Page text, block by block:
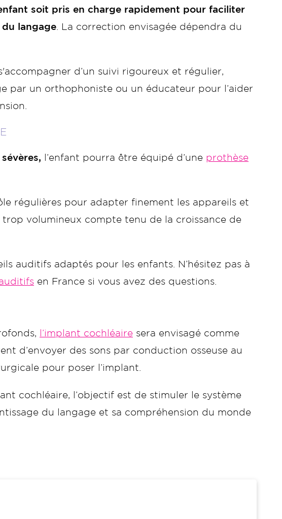
soit pris en charge rapidement pour faciliter
langage . La correction envisagée dépendra du
d’un suivi rigoureux et régulier,
par un orthophoniste ou un éducateur pour l’aider
l’enfant pourra être équipé d’une prothèse
régulières pour adapter finement les appareils et
volumineux compte tenu de la croissance de
auditifs adaptés pour les enfants. N’hésitez pas à
en France si vous avez des questions.
l’implant cochléaire sera envisagé comme
d’envoyer des sons par conduction osseuse au
pour poser l’implant.
cochléaire, l’objectif est de stimuler le système
du langage et sa compréhension du monde